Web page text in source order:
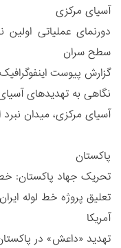
آسیای مرکزی
سطح سران
گزارش پیوست
نگاهی به تهدیدهای
آسیای مرکزی، میدان
پاکستان
تحریک جهاد پاکستان:
تعلیق پروژه خط لوله
آمریکا
تهدید «داعش» در